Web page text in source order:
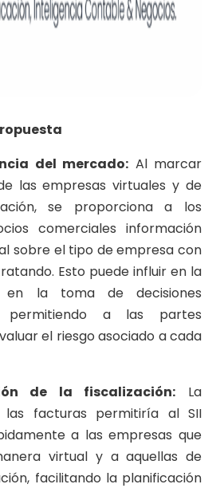
del mercado: Al marcar
las empresas virtuales y de
se proporciona a los
comerciales información
sobre el tipo de empresa con
Esto puede influir en la
en la toma de decisiones
permitiendo a las partes
el riesgo asociado a cada
de la fiscalización: La
las facturas permitiría al SII
a las empresas que
virtual y a aquellas de
facilitando la planificación